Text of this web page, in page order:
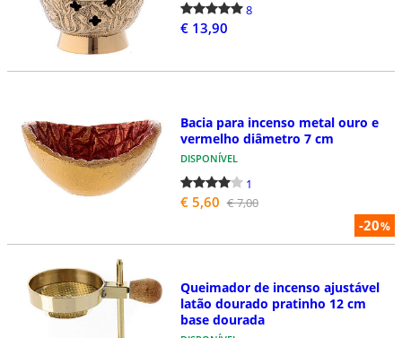
8
€ 13,90
-20%
Bacia para incenso metal ouro e
vermelho diâmetro 7 cm
DISPONÍVEL
1
€ 5,60 € 7,00
Queimador de incenso ajustável
latão dourado pratinho 12 cm
base dourada